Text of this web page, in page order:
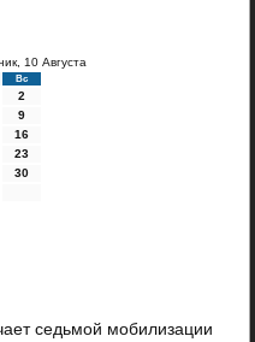
10 Августа
Вс
2
9
16
23
30
седьмой мобилизации